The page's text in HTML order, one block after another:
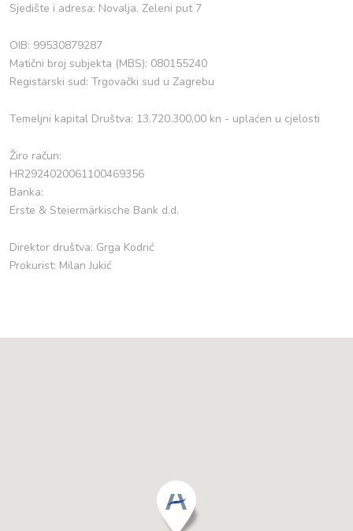
Sjedište i adresa: Novalja, Zeleni put 7
OIB: 99530879287
Matični broj subjekta (MBS): 080155240
Registarski sud: Trgovački sud u Zagrebu
Temeljni kapital Društva: 13.720.300,00 kn - uplaćen u cjelosti
Žiro račun:
HR2924020061100469356
Banka:
Erste & Steiermärkische Bank d.d.
Direktor društva: Grga Kodrić
Prokurist: Milan Jukić